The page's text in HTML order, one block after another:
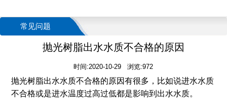
常见问题
抛光树脂出水水质不合格的原因
时间:2020-10-29 浏览:972
抛光树脂出水水质不合格的原因有很多，比如说进水水质
不合格或是进水温度过高过低都是影响到出水水质。